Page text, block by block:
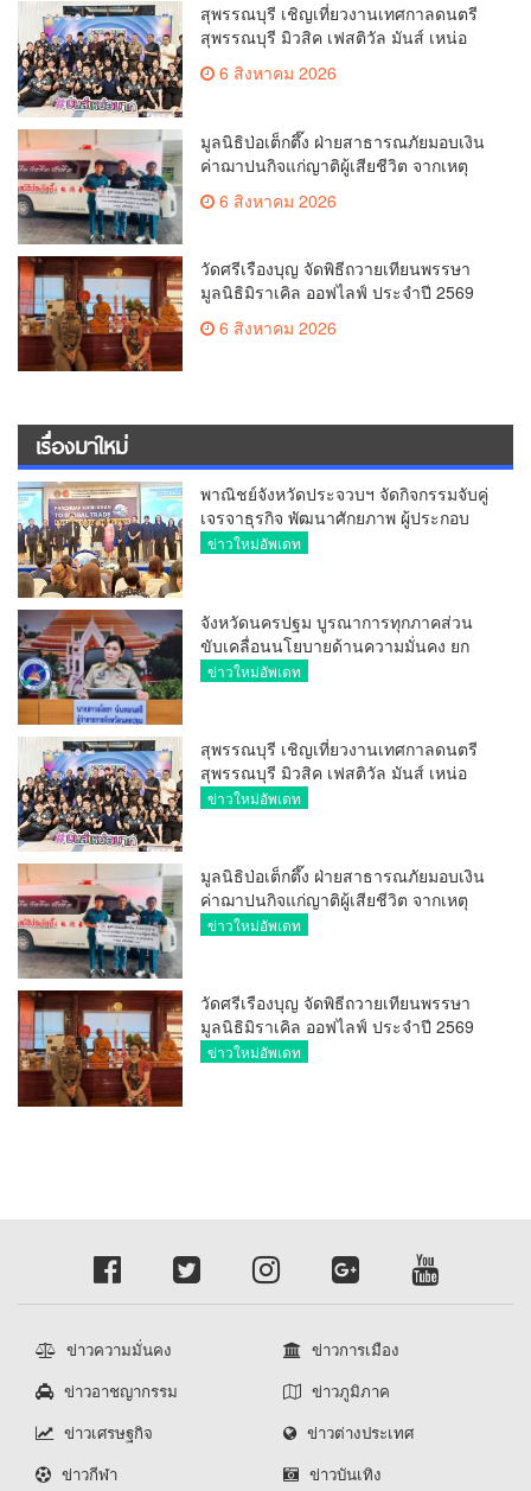
สุพรรณบุรี เชิญเที่ยวงานเทศกาลดนตรี
สุพรรณบุรี มิวสิค เฟสติวัล มันส์ เหน่อ
มาก6 สิงหาคม 2026
มูลนิธิป่อเต็กตึ๊ง ฝ่ายสาธารณภัยมอบเงิน
ค่าฌาปนกิจแก่ญาติผู้เสียชีวิต จากเหตุ
20,000 บาท
6 สิงหาคม 2026
วัดศรีเรืองบุญ จัดพิธีถวายเทียนพรรษา
มูลนิธิมิราเคิล ออฟไลฟ์ ประจำปี 2569
ประธาน
6 สิงหาคม 2026
เรื่องมาใหม่
พาณิชย์จังหวัดประจวบฯ จัดกิจกรรมจับคู่
เจรจาธุรกิจ พัฒนาศักยภาพ ผู้ประกอบ
การ ขยายช่องทางการค้า สู่การค้า
ข่าวใหม่อัพเดท
จังหวัดนครปฐม บูรณาการทุกภาคส่วน
ขับเคลื่อนนโยบายด้านความมั่นคง ยก
ระดับการป้องกันอาชญากรรมทาง
ข่าวใหม่อัพเดท
สุพรรณบุรี เชิญเที่ยวงานเทศกาลดนตรี
สุพรรณบุรี มิวสิค เฟสติวัล มันส์ เหน่อ
มาก
ข่าวใหม่อัพเดท
มูลนิธิป่อเต็กตึ๊ง ฝ่ายสาธารณภัยมอบเงิน
ค่าฌาปนกิจแก่ญาติผู้เสียชีวิต จากเหตุ
เพลิงไหม้ โรงเบียร์ ณ ลาดพร้าว จำนวน
ข่าวใหม่อัพเดท
วัดศรีเรืองบุญ จัดพิธีถวายเทียนพรรษา
มูลนิธิมิราเคิล ออฟไลฟ์ ประจำปี 2569
พล.ต.ต.ศิริวัฒน์ ดีพอ ให้เกียรติเป็น
ข่าวใหม่อัพเดท
ข่าวความมั่นคง
ข่าวการเมือง
ข่าวอาชญากรรม
ข่าวภูมิภาค
ข่าวเศรษฐกิจ
ข่าวต่างประเทศ
ข่าวกีฬา
ข่าวบันเทิง